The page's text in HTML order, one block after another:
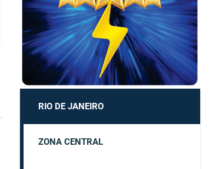
RIO DE JANEIRO
ZONA CENTRAL